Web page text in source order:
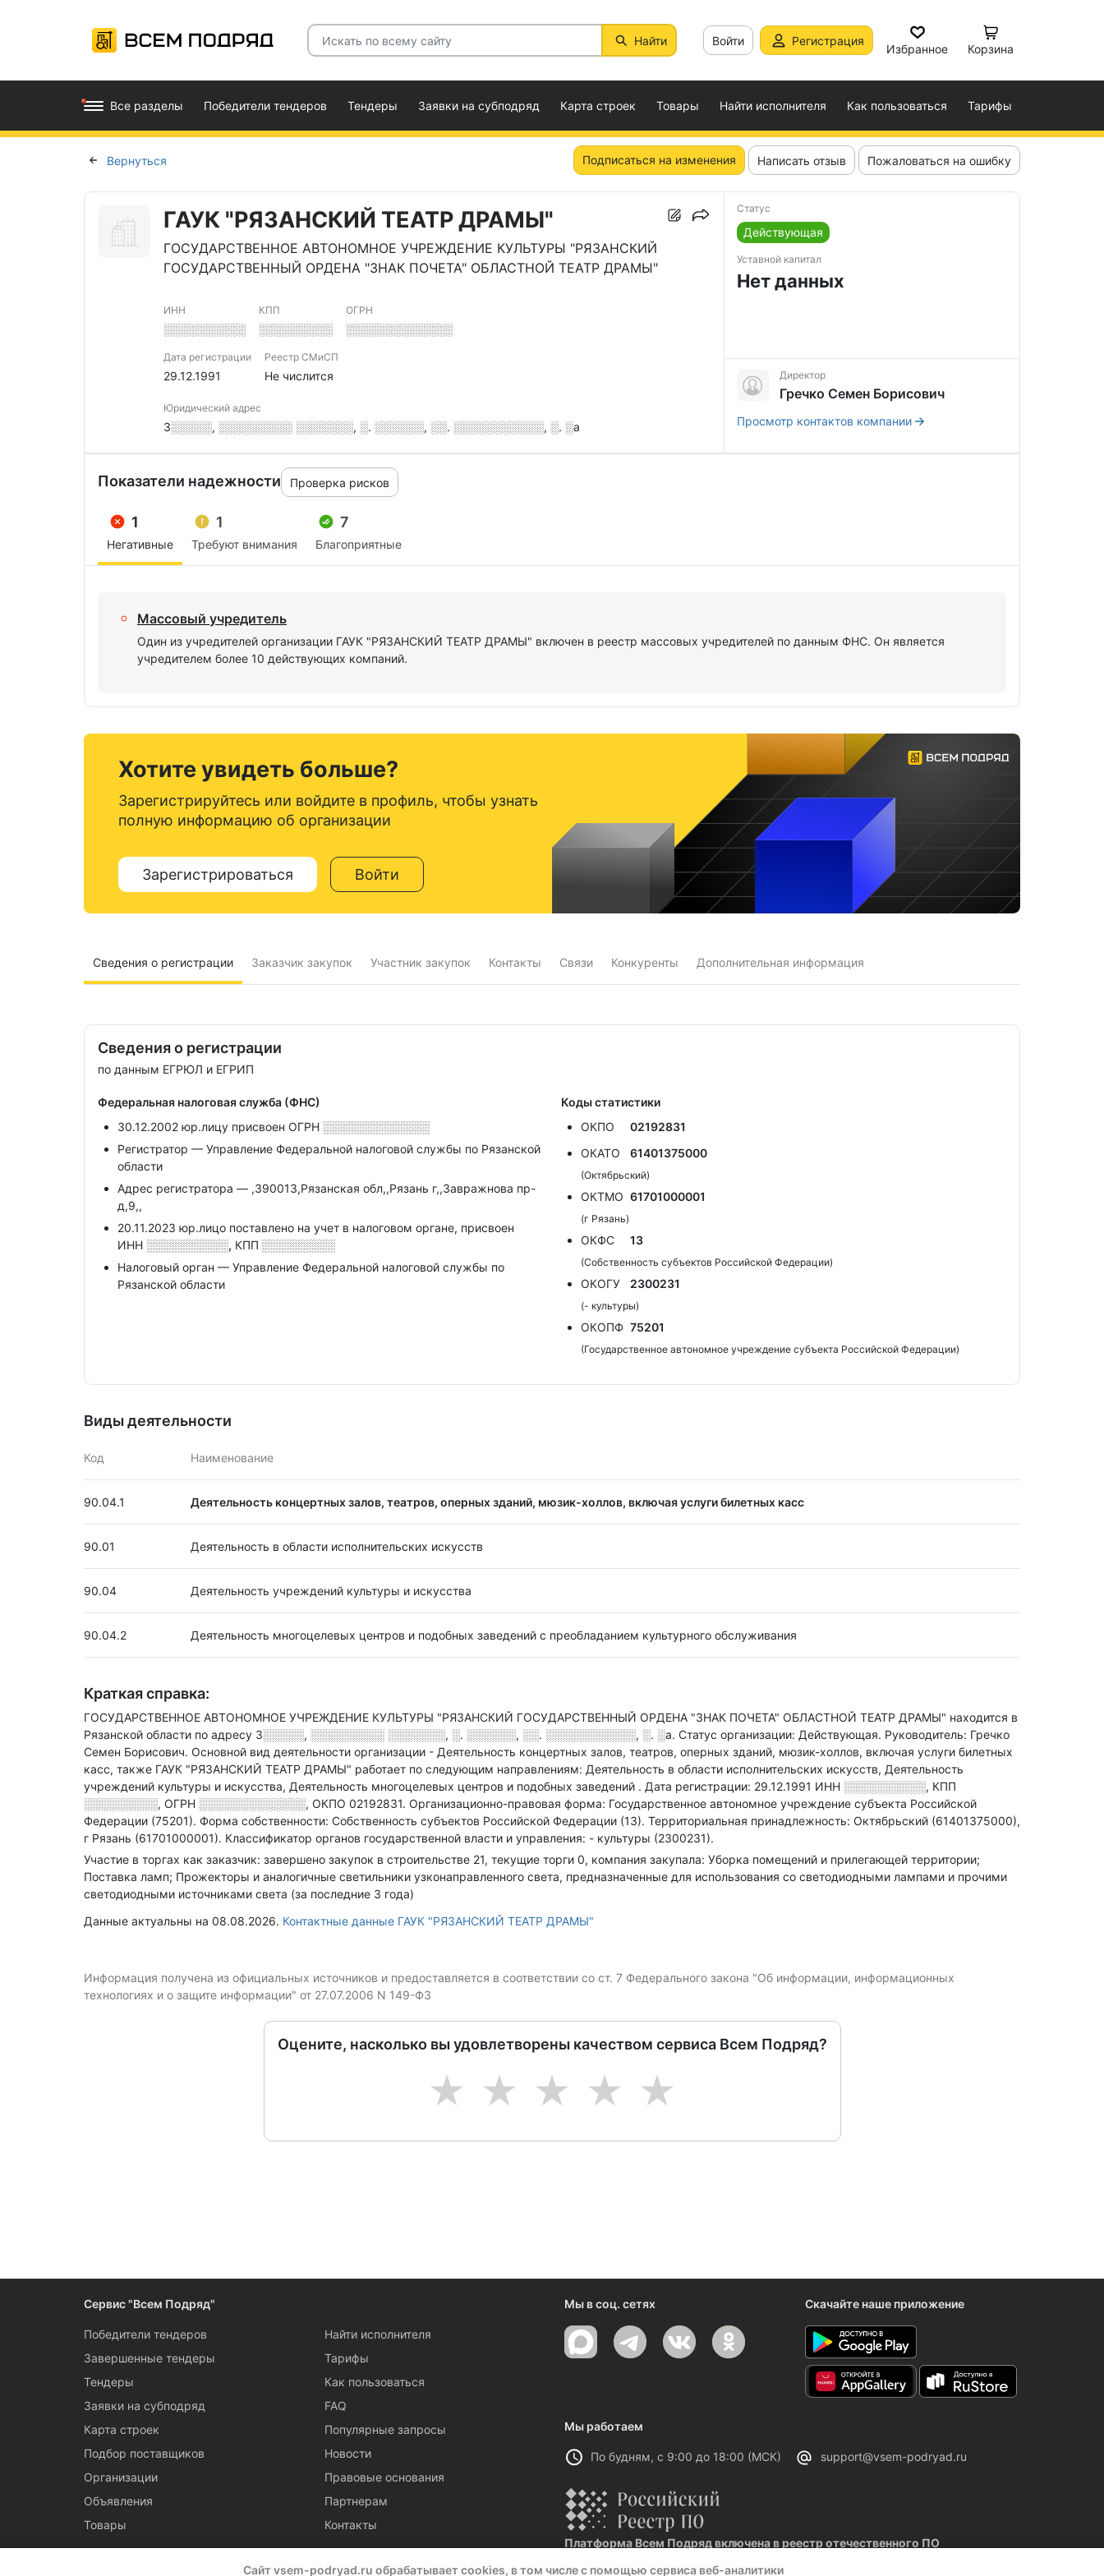
Сайт vsem-podryad.ru обрабатывает cookies, в том числе с помощью сервиса веб-аналитики
Найти Войти Регистрация
Избранное Корзина
Все разделы Победители тендеров Тендеры Заявки на субподряд Карта строек Товары Найти исполнителя Как пользоваться Тарифы
Вернуться Подписаться на изменения Написать отзыв Пожаловаться на ошибку
ГАУК "РЯЗАНСКИЙ ТЕАТР ДРАМЫ"
ГОСУДАРСТВЕННОЕ АВТОНОМНОЕ УЧРЕЖДЕНИЕ КУЛЬТУРЫ "РЯЗАНСКИЙ
ГОСУДАРСТВЕННЫЙ ОРДЕНА "ЗНАК ПОЧЕТА" ОБЛАСТНОЙ ТЕАТР ДРАМЫ"
ИНН
░░░░░░░░░░
КПП
░░░░░░░░░
ОГРН
░░░░░░░░░░░░░
Дата регистрации
29.12.1991
Реестр СМиСП
Не числится
Юридический адрес
3░░░░░, ░░░░░░░░░ ░░░░░░░, ░. ░░░░░░, ░░. ░░░░░░░░░░░, ░. ░а
Статус
Действующая
Уставной капитал
Нет данных
Директор
Гречко Семен Борисович
Просмотр контактов компании
Показатели надежности Проверка рисков
1
Негативные
1
Требуют внимания
7
Благоприятные
Массовый учредитель
Один из учредителей организации ГАУК "РЯЗАНСКИЙ ТЕАТР ДРАМЫ" включен в реестр массовых учредителей по данным ФНС. Он является
учредителем более 10 действующих компаний.
Хотите увидеть больше?
Зарегистрируйтесь или войдите в профиль, чтобы узнать
полную информацию об организации
Зарегистрироваться Войти
Сведения о регистрации Заказчик закупок Участник закупок Контакты Связи Конкуренты Дополнительная информация
Сведения о регистрации
по данным ЕГРЮЛ и ЕГРИП
Федеральная налоговая служба (ФНС)
30.12.2002 юр.лицу присвоен ОГРН ░░░░░░░░░░░░░
Регистратор — Управление Федеральной налоговой службы по Рязанской
области
Адрес регистратора — ,390013,Рязанская обл,,Рязань г,,Завражнова пр-
д,9,,
20.11.2023 юр.лицо поставлено на учет в налоговом органе, присвоен
ИНН ░░░░░░░░░░, КПП ░░░░░░░░░
Налоговый орган — Управление Федеральной налоговой службы по
Рязанской области
Коды статистики
ОКПО
02192831
ОКАТО
61401375000
(Октябрьский)
ОКТМО 61701000001
(г Рязань)
ОКФС 13
(Собственность субъектов Российской Федерации)
ОКОГУ 2300231
(- культуры)
ОКОПФ 75201
(Государственное автономное учреждение субъекта Российской Федерации)
Виды деятельности
Код Наименование
90.04.1 Деятельность концертных залов, театров, оперных зданий, мюзик-холлов, включая услуги билетных касс
90.01 Деятельность в области исполнительских искусств
90.04 Деятельность учреждений культуры и искусства
90.04.2 Деятельность многоцелевых центров и подобных заведений с преобладанием культурного обслуживания
Краткая справка:
ГОСУДАРСТВЕННОЕ АВТОНОМНОЕ УЧРЕЖДЕНИЕ КУЛЬТУРЫ "РЯЗАНСКИЙ ГОСУДАРСТВЕННЫЙ ОРДЕНА "ЗНАК ПОЧЕТА" ОБЛАСТНОЙ ТЕАТР ДРАМЫ" находится в
Рязанской области по адресу 3░░░░░, ░░░░░░░░░ ░░░░░░░, ░. ░░░░░░, ░░. ░░░░░░░░░░░, ░. ░а. Статус организации: Действующая. Руководитель: Гречко
Семен Борисович. Основной вид деятельности организации - Деятельность концертных залов, театров, оперных зданий, мюзик-холлов, включая услуги билетных
касс, также ГАУК "РЯЗАНСКИЙ ТЕАТР ДРАМЫ" работает по следующим направлениям: Деятельность в области исполнительских искусств, Деятельность
учреждений культуры и искусства, Деятельность многоцелевых центров и подобных заведений . Дата регистрации: 29.12.1991 ИНН ░░░░░░░░░░, КПП
░░░░░░░░░, ОГРН ░░░░░░░░░░░░░, ОКПО 02192831. Организационно-правовая форма: Государственное автономное учреждение субъекта Российской
Федерации (75201). Форма собственности: Собственность субъектов Российской Федерации (13). Территориальная принадлежность: Октябрьский (61401375000),
г Рязань (61701000001). Классификатор органов государственной власти и управления: - культуры (2300231).
Участие в торгах как заказчик: завершено закупок в строительстве 21, текущие торги 0, компания закупала: Уборка помещений и прилегающей территории;
Поставка ламп; Прожекторы и аналогичные светильники узконаправленного света, предназначенные для использования со светодиодными лампами и прочими
светодиодными источниками света (за последние 3 года)
Данные актуальны на 08.08.2026. Контактные данные ГАУК "РЯЗАНСКИЙ ТЕАТР ДРАМЫ"
Информация получена из официальных источников и предоставляется в соответствии со ст. 7 Федерального закона "Об информации, информационных
технологиях и о защите информации" от 27.07.2006 N 149-ФЗ
Оцените, насколько вы удовлетворены качеством сервиса Всем Подряд?
5
4
3
2
1
Сервис "Всем Подряд"
Победители тендеров
Завершенные тендеры
Тендеры
Заявки на субподряд
Карта строек
Подбор поставщиков
Организации
Объявления
Товары
Найти исполнителя
Тарифы
Как пользоваться
FAQ
Популярные запросы
Новости
Правовые основания
Партнерам
Контакты
Мы в соц. сетях Скачайте наше приложение
Мы работаем
По будням, с 9:00 до 18:00 (МСК) support@vsem-podryad.ru
Платформа Всем Подряд включена в реестр отечественного ПО